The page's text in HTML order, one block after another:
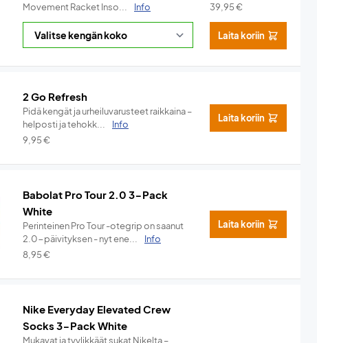
Movement Racket Inso...
Info 39,95€
Laita koriin
2 Go Refresh
Pidä kengät ja urheiluvarusteet raikkaina –
helposti ja tehokk...
Info
9,95€
Laita koriin
Babolat Pro Tour 2.0 3-Pack
White
Perinteinen Pro Tour -otegrip on saanut
2.0-päivityksen - nyt ene...
Info
8,95€
Laita koriin
Nike Everyday Elevated Crew
Socks 3-Pack White
Mukavat ja tyylikkäät sukat Nikelta –